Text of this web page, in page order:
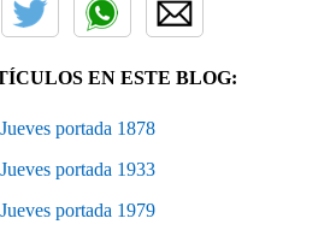
EN ESTE BLOG:
portada 1878
portada 1933
portada 1979